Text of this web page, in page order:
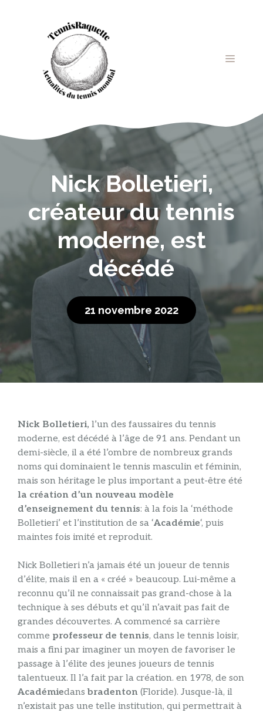
MENU
Nick Bolletieri,
créateur du tennis
moderne, est
décédé
21 novembre 2022
Nick Bolletieri, l’un des faussaires du tennis
moderne, est décédé à l’âge de 91 ans. Pendant un
demi-siècle, il a été l’ombre de nombreux grands
noms qui dominaient le tennis masculin et féminin,
mais son héritage le plus important a peut-être été
la création d’un nouveau modèle
d’enseignement du tennis: à la fois la ‘méthode
Bolletieri’ et l’institution de sa ‘Académie‘, puis
maintes fois imité et reproduit.
Nick Bolletieri n’a jamais été un joueur de tennis
d’élite, mais il en a « créé » beaucoup. Lui-même a
reconnu qu’il ne connaissait pas grand-chose à la
technique à ses débuts et qu’il n’avait pas fait de
grandes découvertes. A commencé sa carrière
comme professeur de tennis, dans le tennis loisir,
mais a fini par imaginer un moyen de favoriser le
passage à l’élite des jeunes joueurs de tennis
talentueux. Il l’a fait par la création. en 1978, de son
Académiedansbradenton (Floride). Jusque-là, il
n’existait pas une telle institution, qui permettrait à